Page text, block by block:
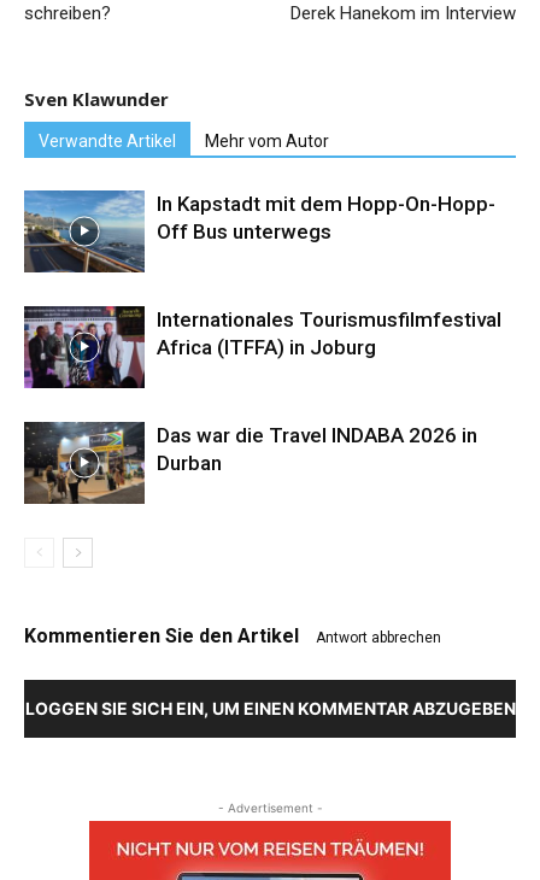
schreiben?
Derek Hanekom im Interview
Sven Klawunder
Verwandte Artikel Mehr vom Autor
In Kapstadt mit dem Hopp-On-Hopp-
Off Bus unterwegs
Internationales Tourismusfilmfestival
Africa (ITFFA) in Joburg
Das war die Travel INDABA 2026 in
Durban
Kommentieren Sie den Artikel Antwort abbrechen
LOGGEN SIE SICH EIN, UM EINEN KOMMENTAR ABZUGEBEN
- Advertisement -